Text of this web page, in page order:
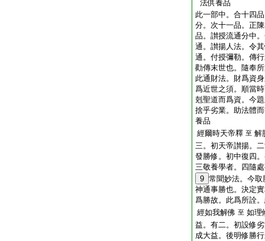
法供養品
此一部中。合十四
分。次十一品。正
品。讃授流通分中
通。讃揚人法。令
通。付授彌勒。傳
勸傳末世也。隨奉
此通財法。財爲資
爲近世之須。順當
剋聖道而爲資。今
捨乎劣業。助法體
養品
經爾時天帝釋 至 解
三。初天帝讃揚。
發勝修。初中復四
三敬養學者。四隨
9 常聞妙法。今
神通事勝也。決定
爲勝故。此爲所詮
經如我解佛 至 如理
益。有二。初設修
成大益。後明修勝